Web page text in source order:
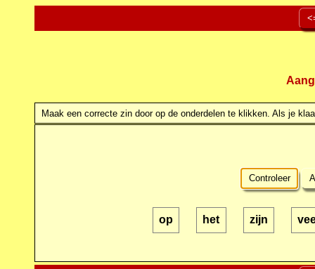
Maak een correcte zin door op de onderdelen te klikken. Als je
Controleer
op het zijn